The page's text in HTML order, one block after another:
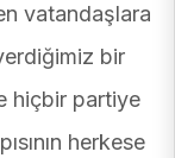
vatandaşlara
bir
hiçbir partiye
herkese